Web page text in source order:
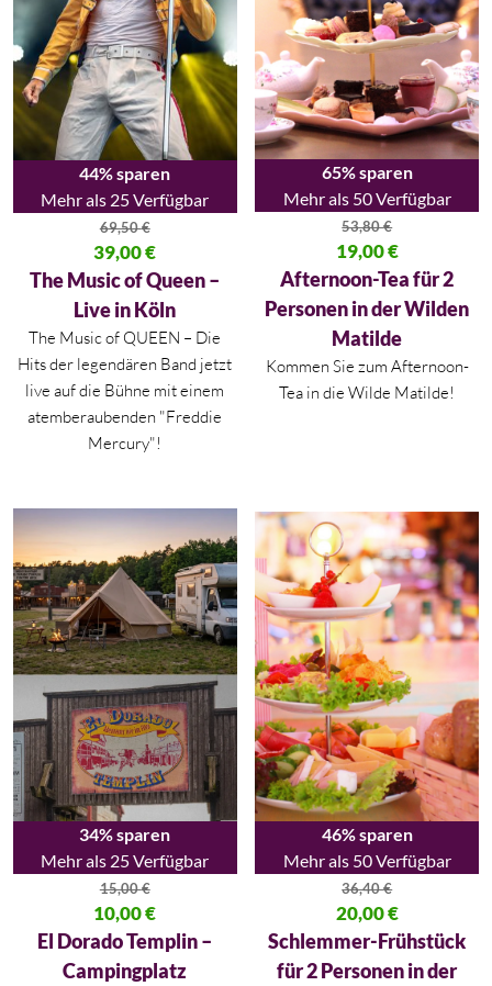
44% sparen
Mehr als 25 Verfügbar
69,50€
Ursprünglicher Preis war: 69,50 €
39,00€
Aktueller Preis ist: 39,00 €.
The Music of Queen –
Live in Köln
The Music of QUEEN – Die
Hits der legendären Band jetzt
live auf die Bühne mit einem
atemberaubenden "Freddie
Mercury"!
65% sparen
Mehr als 50 Verfügbar
53,80€
Ursprünglicher Preis war:
19,00€
Aktueller Preis ist: 19,00 €.
Afternoon-Tea für 2
Personen in der Wilden
Matilde
Kommen Sie zum Afternoon-
Tea in die Wilde Matilde!
34% sparen
Mehr als 25 Verfügbar
15,00€
Ursprünglicher Preis war: 15,00 €
10,00€
Aktueller Preis ist: 10,00 €.
El Dorado Templin –
Campingplatz
46% sparen
Mehr als 50 Verfügbar
36,40€
Ursprünglicher Preis war:
20,00€
Aktueller Preis ist: 20,00 €.
Schlemmer-Frühstück
für 2 Personen in der